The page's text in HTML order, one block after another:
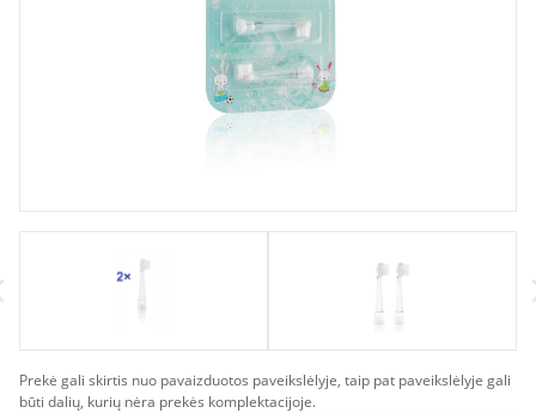
Prekė gali skirtis nuo pavaizduotos paveikslėlyje, taip pat paveikslėlyje gali
būti dalių, kurių nėra prekės komplektacijoje.